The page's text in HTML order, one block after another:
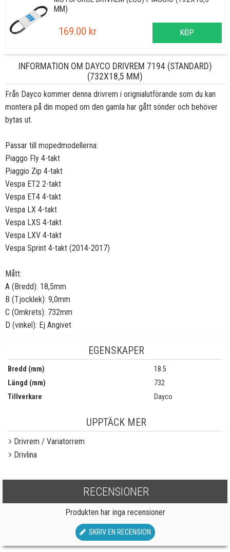
MM)
169.00 kr KÖP
INFORMATION OM DAYCO DRIVREM 7194 (STANDARD)
(732X18,5 MM)
Från Dayco kommer denna drivrem i orignialutförande som du kan
montera på din moped om den gamla har gått sönder och behöver
bytas ut.
Passar till mopedmodellerna:
Piaggo Fly 4-takt
Piaggio Zip 4-takt
Vespa ET2 2-takt
Vespa ET4 4-takt
Vespa LX 4-takt
Vespa LXS 4-takt
Vespa LXV 4-takt
Vespa Sprint 4-takt (2014-2017)
Mått:
A (Bredd): 18,5mm
B (Tjocklek): 9,0mm
C (Omkrets): 732mm
D (vinkel): Ej Angivet
EGENSKAPER
Bredd (mm)
18.5
Längd (mm)
732
Tillverkare
Dayco
UPPTÄCK MER
Drivrem / Variatorrem
Drivlina
RECENSIONER
Produkten har inga recensioner
SKRIV EN RECENSION